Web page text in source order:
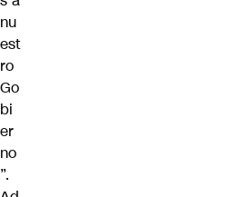
nu
est
ro
Go
bi
er
no
”.